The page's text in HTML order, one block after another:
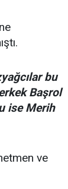
bu
Başrol
ise Merih
ve